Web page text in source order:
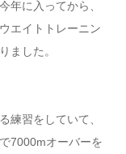
年に入ってから、
エイトトレーニン
ました。
練習をしていて、
7000mオーバーを